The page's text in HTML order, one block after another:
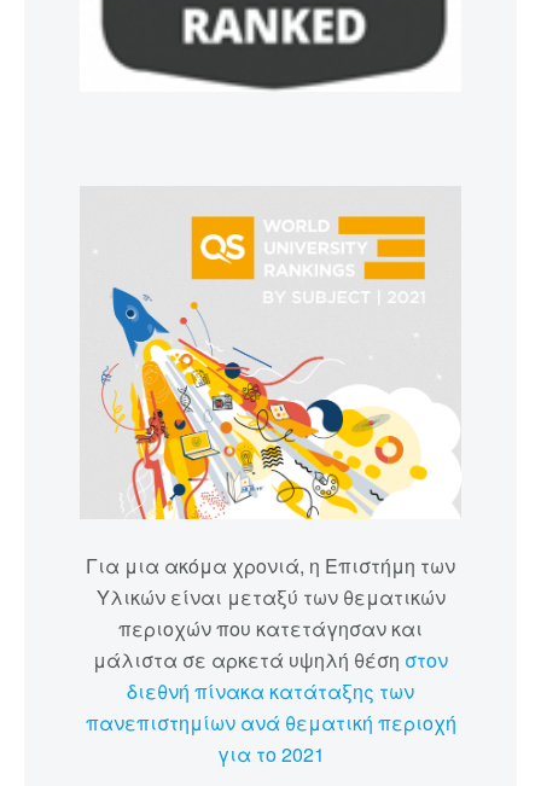
Για μια ακόμα χρονιά, η Επιστήμη των
Υλικών είναι μεταξύ των θεματικών
περιοχών που κατετάγησαν και
μάλιστα σε αρκετά υψηλή θέση στον
διεθνή πίνακα κατάταξης των
πανεπιστημίων ανά θεματική περιοχή
για το 2021